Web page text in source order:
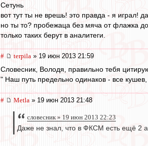
Сетунь
вот тут ты не врешь! это правда - я играл!
но ты то? пробежаца без мяча от флажка
только таких берут в аналитеги.
# terpila » 19 июн 2013 21:59
Словесник, Володя, правильно тебя
" Наш путь предельно одинаков - все
# Metla » 19 июн 2013 21:48
словесник » 19 июн 2013 22:23
Даже не знал, что в ФКСМ есть ещё 2